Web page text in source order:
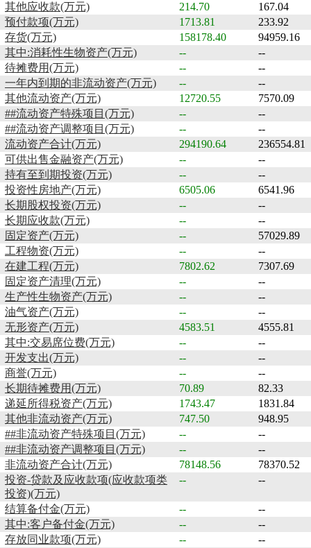
其他应收款(万元)
214.70
167.04
预付款项(万元)
1713.81
233.92
存货(万元)
158178.40
94959.16
其中:消耗性生物资产(万元)
--
--
待摊费用(万元)
--
--
一年内到期的非流动资产(万元)
--
--
其他流动资产(万元)
12720.55
7570.09
##流动资产特殊项目(万元)
--
--
##流动资产调整项目(万元)
--
--
流动资产合计(万元)
294190.64
236554.81
可供出售金融资产(万元)
--
--
持有至到期投资(万元)
--
--
投资性房地产(万元)
6505.06
6541.96
长期股权投资(万元)
--
--
长期应收款(万元)
--
--
固定资产(万元)
--
57029.89
工程物资(万元)
--
--
在建工程(万元)
7802.62
7307.69
固定资产清理(万元)
--
--
生产性生物资产(万元)
--
--
油气资产(万元)
--
--
无形资产(万元)
4583.51
4555.81
其中:交易席位费(万元)
--
--
开发支出(万元)
--
--
商誉(万元)
--
--
长期待摊费用(万元)
70.89
82.33
递延所得税资产(万元)
1743.47
1831.84
其他非流动资产(万元)
747.50
948.95
##非流动资产特殊项目(万元)
--
--
##非流动资产调整项目(万元)
--
--
非流动资产合计(万元)
78148.56
78370.52
投资-贷款及应收款项(应收款项类
投资)(万元)
-- --
结算备付金(万元) --
--
其中:客户备付金(万元)
--
--
存放同业款项(万元)
--
--